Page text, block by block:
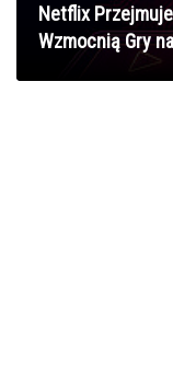
Netflix
Wzmocnią Gry